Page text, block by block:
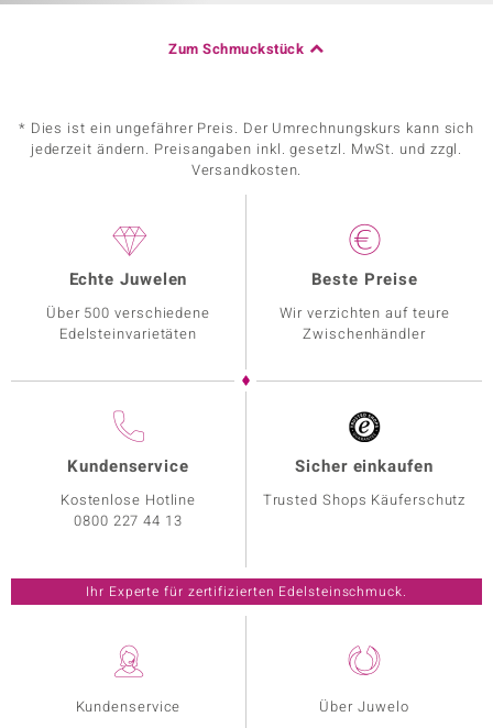
Zum Schmuckstück
* Dies ist ein ungefährer Preis. Der Umrechnungskurs kann sich
jederzeit ändern. Preisangaben inkl. gesetzl. MwSt. und zzgl.
Versandkosten.
Kundenservice
Über Juwelo
Echte Juwelen
Über 500 verschiedene
Edelsteinvarietäten
Beste Preise
Wir verzichten auf teure
Zwischenhändler
Kundenservice
Kostenlose Hotline
0800 227 44 13
Sicher einkaufen
Trusted Shops Käuferschutz
Ihr Experte für zertifizierten Edelsteinschmuck.